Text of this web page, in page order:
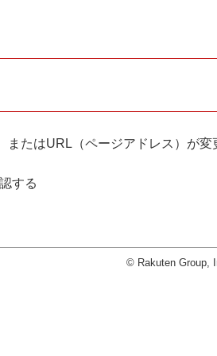
たはURL（ページアドレス）が
する
© Rakuten Group,